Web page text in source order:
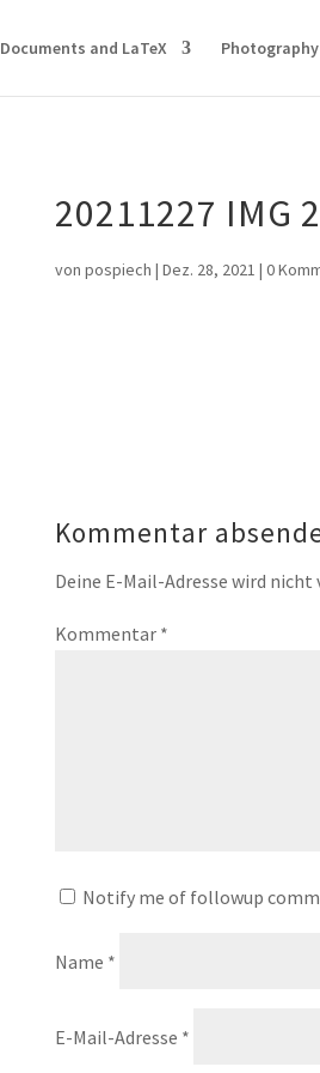
Documents and LaTeX Photography
20211227 IMG
von pospiech | Dez. 28, 2021 | 0
Kommentar
Deine E-Mail-Adresse wird
Kommentar *
Notify me of followup
Name *
E-Mail-Adresse *